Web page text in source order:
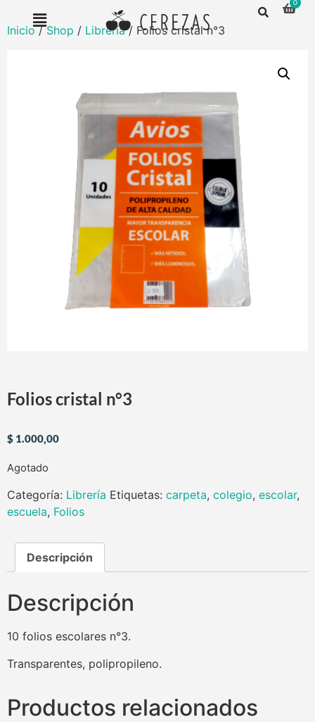
Inicio/Shop / Librería/ Folios cristal n°3
Folios cristal n°3
$ 1.000,00
Agotado
Categoría: Librería Etiquetas: carpeta, colegio, escolar,
escuela, Folios
Descripción
Descripción
10 folios escolares n°3.
Transparentes, polipropileno.
Productos relacionados